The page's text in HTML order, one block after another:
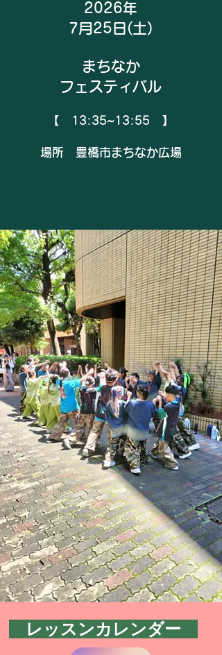
2026年
7月25日(土)
​まちなか
フェスティバル
【 13:35~13:55 】
​場所 豊橋市まちなか広場
​レッスンカレンダー